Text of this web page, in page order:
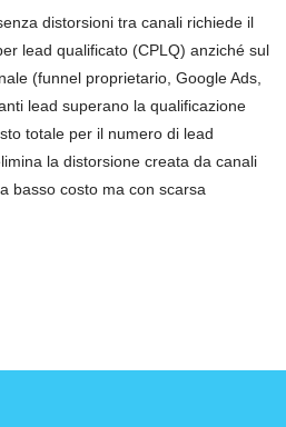
distorsioni tra canali richiede il
lead qualificato (CPLQ) anziché sul
(funnel proprietario, Google Ads,
lead superano la qualificazione
totale per il numero di lead
la distorsione creata da canali
basso costo ma con scarsa